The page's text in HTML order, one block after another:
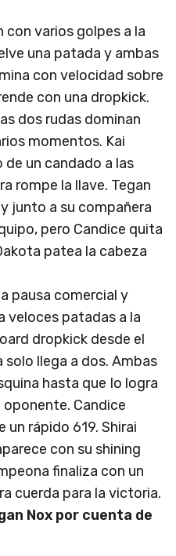
con varios golpes a la
una patada y ambas
con velocidad sobre
con una dropkick.
dos rudas dominan
momentos. Kai
un candado a las
rompe la llave. Tegan
junto a su compañera
pero Candice quita
patea la cabeza
pausa comercial y
veloces patadas a la
dropkick desde el
llega a dos. Ambas
hasta que Io logra
Candice
un rápido 619. Shirai
con su shining
finaliza con un
cuerda para la victoria.
Nox por cuenta de